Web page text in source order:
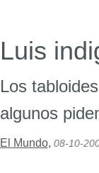
Luis
Los
algunos
El Mundo, 08-10-